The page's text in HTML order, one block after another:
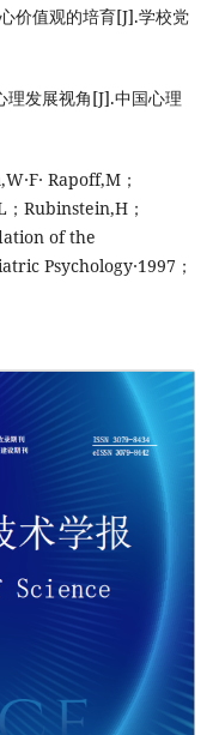
价值观的培育[J].学校党
发展视角[J].中国心理
Rapoff,M；
Rubinstein,H；
of the
Psychology∙1997；